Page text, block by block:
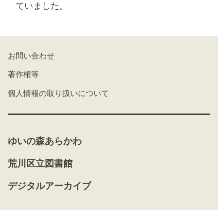
ていました。
お問い合わせ
著作権等
個人情報の取り扱いについて
ゆいの森あらかわ
荒川区立図書館
デジタルアーカイブ